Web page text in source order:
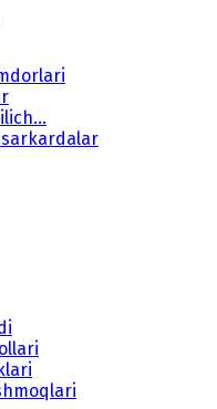
sarkardalar